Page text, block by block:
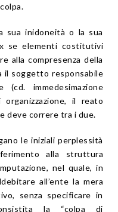
sua inidoneità o la sua
se elementi costitutivi
alla compresenza della
il soggetto responsabile
immedesimazione
organizzazione, il reato
deve correre tra i due.
le iniziali perplessità
alla struttura
nel quale, in
all’ente la mera
senza specificare in
la “colpa di